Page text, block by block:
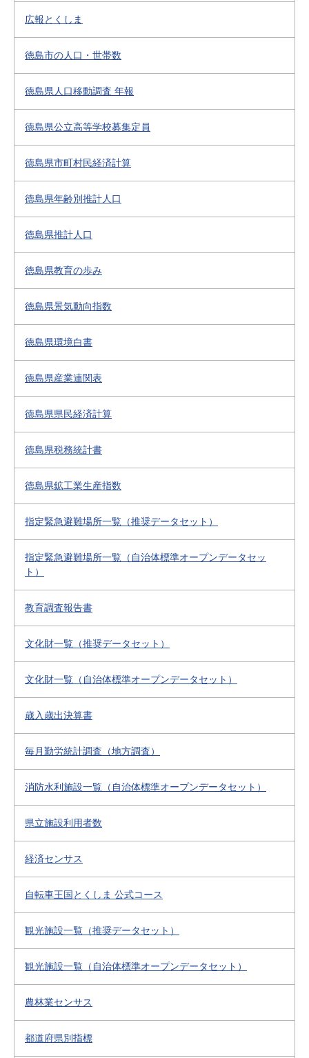
広報とくしま
徳島市の人口・世帯数
徳島県人口移動調査 年報
徳島県公立高等学校募集定員
徳島県市町村民経済計算
徳島県年齢別推計人口
徳島県推計人口
徳島県教育の歩み
徳島県景気動向指数
徳島県環境白書
徳島県産業連関表
徳島県県民経済計算
徳島県税務統計書
徳島県鉱工業生産指数
指定緊急避難場所一覧（推奨データセット）
指定緊急避難場所一覧（自治体標準オープンデータセッ
ト）
教育調査報告書
文化財一覧（推奨データセット）
文化財一覧（自治体標準オープンデータセット）
歳入歳出決算書
毎月勤労統計調査（地方調査）
消防水利施設一覧（自治体標準オープンデータセット）
県立施設利用者数
経済センサス
自転車王国とくしま 公式コース
観光施設一覧（推奨データセット）
観光施設一覧（自治体標準オープンデータセット）
農林業センサス
都道府県別指標